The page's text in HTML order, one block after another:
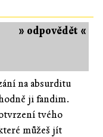
» odpovědět «
na absurditu
ji fandim.
tvého
můžeš jít